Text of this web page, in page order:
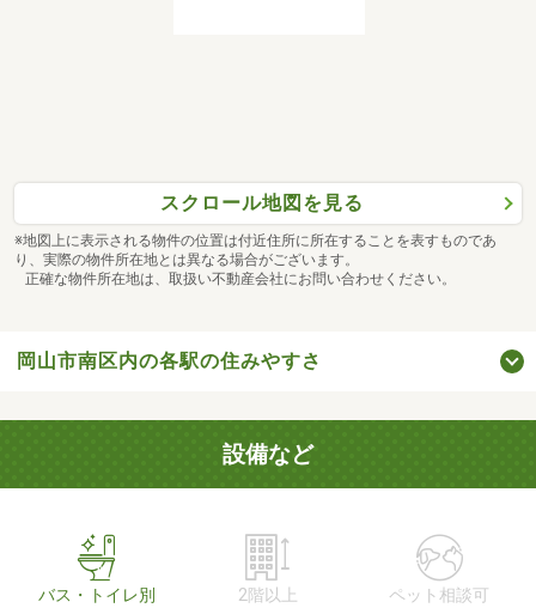
スクロール地図を見る
※地図上に表示される物件の位置は付近住所に所在することを表すものであ
り、実際の物件所在地とは異なる場合がございます。
正確な物件所在地は、取扱い不動産会社にお問い合わせください。
岡山市南区内の各駅の住みやすさ
設備など
バス・トイレ別 2階以上 ペット相談可